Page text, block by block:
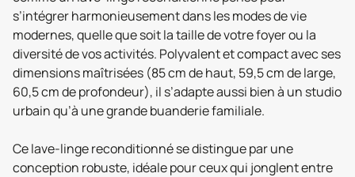
s’intégrer harmonieusement dans les modes de vie
modernes, quelle que soit la taille de votre foyer ou la
diversité de vos activités. Polyvalent et compact avec ses
dimensions maîtrisées (85 cm de haut, 59,5 cm de large,
60,5 cm de profondeur), il s’adapte aussi bien à un studio
urbain qu’à une grande buanderie familiale.
Ce lave-linge reconditionné se distingue par une
conception robuste, idéale pour ceux qui jonglent entre